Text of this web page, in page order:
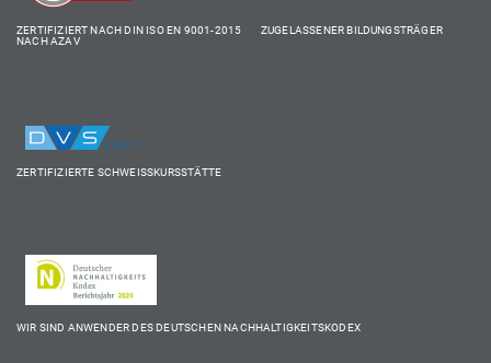
ZERTIFIZIERT NACH DIN ISO EN 9001-2015 ZUGELASSENER BILDUNGSTRÄGER
NACH AZAV
ZERTIFIZIERTE SCHWEISSKURSSTÄTTE
WIR SIND ANWENDER DES DEUTSCHEN NACHHALTIGKEITSKODEX